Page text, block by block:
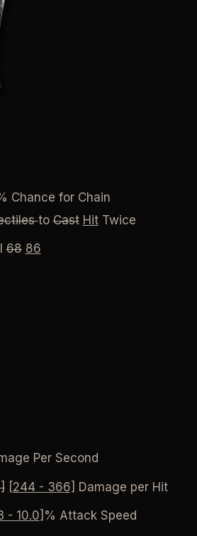
Chance for Chain
toCast HitTwice
68 86
Per Second
[244 - 366] Damage per Hit
- 10.0 ]% Attack Speed